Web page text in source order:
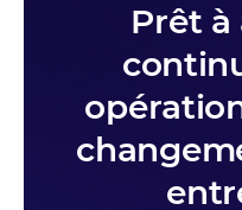
Prêt à